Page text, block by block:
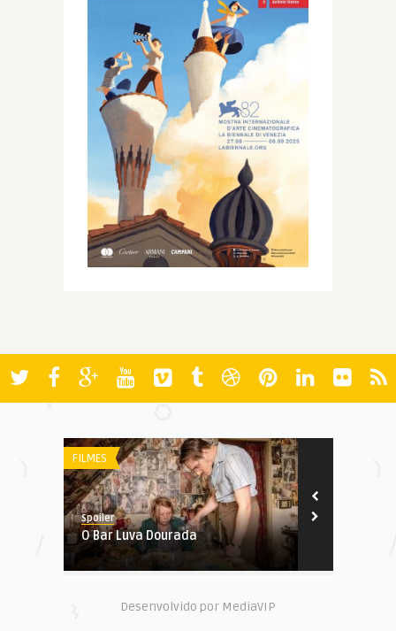
FILMES
Spoiler
O Bar Luva Dourada
Desenvolvido por MediaVIP